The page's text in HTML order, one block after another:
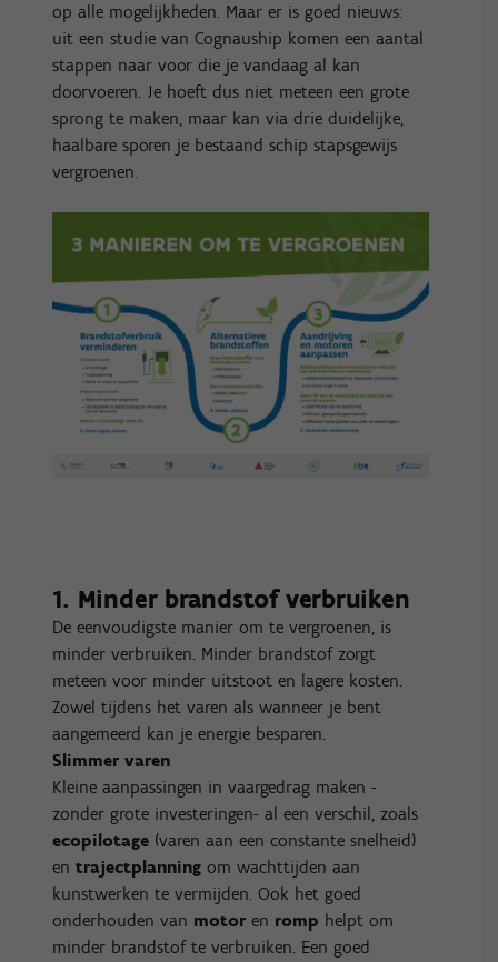
op alle mogelijkheden. Maar er is goed nieuws:
uit een studie van Cognauship komen een aantal
stappen naar voor die je vandaag al kan
doorvoeren. Je hoeft dus niet meteen een grote
sprong te maken, maar kan via drie duidelijke,
haalbare sporen je bestaand schip stapsgewijs
vergroenen.
1. Minder brandstof verbruiken
De eenvoudigste manier om te vergroenen, is
minder verbruiken. Minder brandstof zorgt
meteen voor minder uitstoot en lagere kosten.
Zowel tijdens het varen als wanneer je bent
aangemeerd kan je energie besparen.
Slimmer varen
Kleine aanpassingen in vaargedrag maken -
zonder grote investeringen- al een verschil, zoals
ecopilotage (varen aan een constante snelheid)
entrajectplanning om wachttijden aan
kunstwerken te vermijden. Ook het goed
onderhouden van motor en romp helpt om
minder brandstof te verbruiken. Een goed